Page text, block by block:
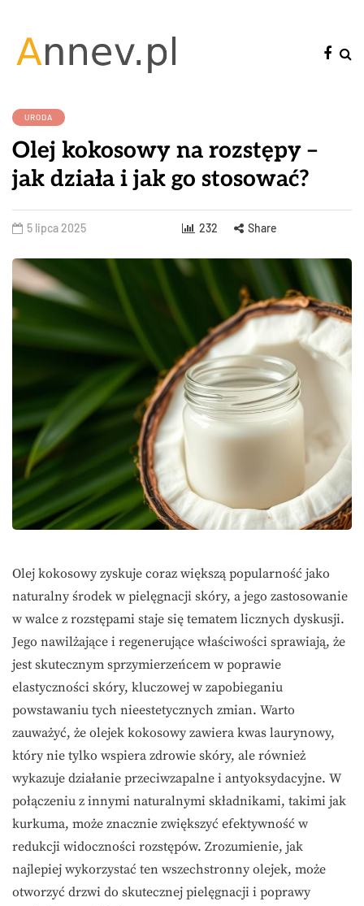
URODA
Olej kokosowy na rozstępy –
jak działa i jak go stosować?
5 lipca 2025 232 Share
Olej kokosowy zyskuje coraz większą popularność jako
naturalny środek w pielęgnacji skóry, a jego zastosowanie
w walce z rozstępami staje się tematem licznych dyskusji.
Jego nawilżające i regenerujące właściwości sprawiają, że
jest skutecznym sprzymierzeńcem w poprawie
elastyczności skóry, kluczowej w zapobieganiu
powstawaniu tych nieestetycznych zmian. Warto
zauważyć, że olejek kokosowy zawiera kwas laurynowy,
który nie tylko wspiera zdrowie skóry, ale również
wykazuje działanie przeciwzapalne i antyoksydacyjne. W
połączeniu z innymi naturalnymi składnikami, takimi jak
kurkuma, może znacznie zwiększyć efektywność w
redukcji widoczności rozstępów. Zrozumienie, jak
najlepiej wykorzystać ten wszechstronny olejek, może
otworzyć drzwi do skutecznej pielęgnacji i poprawy